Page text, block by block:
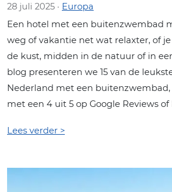
28 juli 2025 · Europa
Een hotel met een buitenzwembad
weg of vakantie net wat relaxter, of
de kust, midden in de natuur of in
blog presenteren we 15 van de
Nederland met een
met een 4 uit 5 op Google Reviews of
Lees verder >